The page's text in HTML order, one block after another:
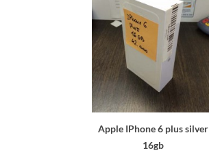
Apple IPhone 6 plus silver
16gb